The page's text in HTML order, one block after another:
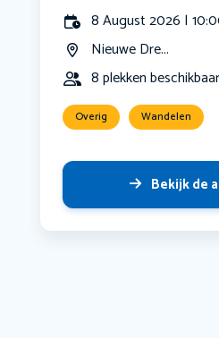
8 August 2026 |
Nieuwe Dre...
8 plekken beschikbaar
Overig Wandelen
Bekijk de